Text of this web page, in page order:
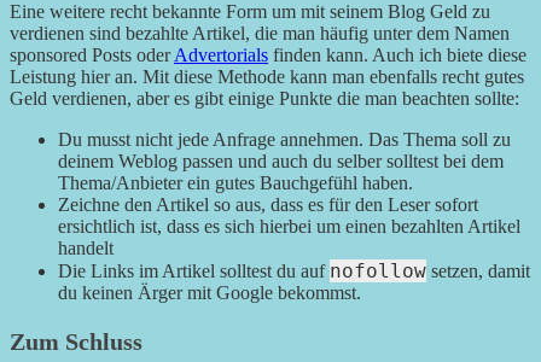
Eine weitere recht bekannte Form um mit seinem Blog Geld zu
verdienen sind bezahlte Artikel, die man häufig unter dem Namen
sponsored Posts oderAdvertorials finden kann. Auch ich biete diese
Leistung hier an. Mit diese Methode kann man ebenfalls recht gutes
Geld verdienen, aber es gibt einige Punkte die man beachten sollte:
Du musst nicht jede Anfrage annehmen. Das Thema soll zu
deinem Weblog passen und auch du selber solltest bei dem
Thema/Anbieter ein gutes Bauchgefühl haben.
Zeichne den Artikel so aus, dass es für den Leser sofort
ersichtlich ist, dass es sich hierbei um einen bezahlten Artikel
handelt
Die Links im Artikel solltest du auf nofollow setzen, damit
du keinen Ärger mit Google bekommst.
Zum Schluss